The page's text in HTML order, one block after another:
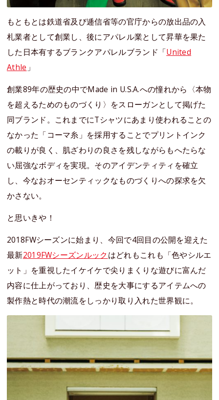
もともとは鉄道省及び逓信省等の官庁からの放出品の入
札業者として創業し、後にアパレル業として昇華を果た
した日本有するブランクアパレルブランド「United
Athle 」
創業89年の歴史の中でMade in U.S.A.への憧れから〈本物
を超えるためのものづくり〉をスローガンとして掲げた
同ブランド。これまでにTシャツにあまり使われることの
なかった「コーマ糸」を採用することでプリントインク
の載りが良く、肌ざわりの良さを残しながらもへたらな
い屈強なボディを実現。そのアイデンティティを確立
し、今なおオーセンティックなものづくりへの探求を欠
かさない。
と思いきや！
2018FWシーズンに始まり、今回で4回目の公開を迎えた
最新2019FWシーズンルックはどれもこれも「色やシルエ
ット」を重視したイケイケで尖りまくりな遊びに富んだ
内容に仕上がっており、歴史を大事にするアイテムへの
製作熱と時代の潮流をしっかり取り入れた世界観に。